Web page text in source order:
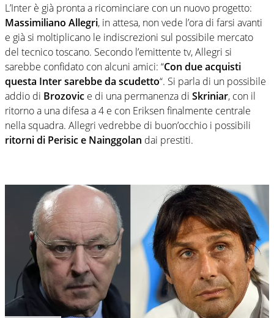
L’Inter è già pronta a ricominciare con un nuovo progetto:
Massimiliano Allegri, in attesa, non vede l’ora di farsi avanti
e già si moltiplicano le indiscrezioni sul possibile mercato
del tecnico toscano. Secondo l’emittente tv, Allegri si
sarebbe confidato con alcuni amici: “Con due acquisti
questa Inter sarebbe da scudetto“. Si parla di un possibile
addio di Brozovic e di una permanenza di Skriniar, con il
ritorno a una difesa a 4 e con Eriksen finalmente centrale
nella squadra. Allegri vedrebbe di buon’occhio i possibili
ritorni di Perisic e Nainggolan dai prestiti.